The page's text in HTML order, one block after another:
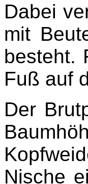
Dabei
mit
besteht.
Fuß auf
Der
Nische